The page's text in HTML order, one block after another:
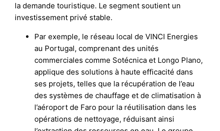
la demande touristique. Le segment soutient un
investissement privé stable.
Par exemple, le réseau local de VINCI Energies
au Portugal, comprenant des unités
commerciales comme Sotécnica et Longo Plano,
applique des solutions à haute efficacité dans
ses projets, telles que la récupération de l’eau
des systèmes de chauffage et de climatisation à
l’aéroport de Faro pour la réutilisation dans les
opérations de nettoyage, réduisant ainsi